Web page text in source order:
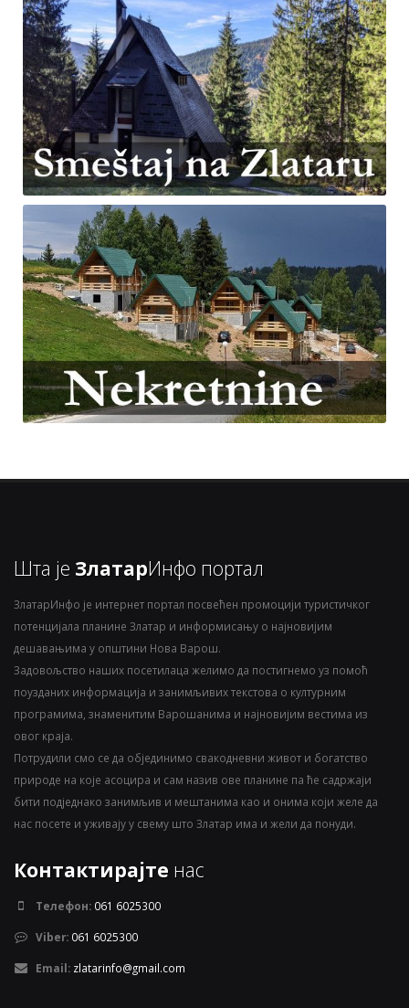
Шта је ЗлатарИнфо портал
ЗлатарИнфо је интернет портал посвећен промоцији туристичког
потенцијала планине Златар и информисању о најновијим
дешавањима у општини Нова Варош.
Задовољство наших посетилаца желимо да постигнемо уз помоћ
поузданих информација и занимљивих текстова о културним
програмима, знаменитим Варошанима и најновијим вестима из
овог краја.
Потрудили смо се да објединимо свакодневни живот и богатство
природе на које асоцира и сам назив ове планине па ће садржаји
бити подједнако занимљив и мештанима као и онима који желе да
нас посете и уживају у свему што Златар има и жели да понуди.
Контактирајте нас
Телефон: 061 6025300
Viber: 061 6025300
Email: zlatarinfo@gmail.com